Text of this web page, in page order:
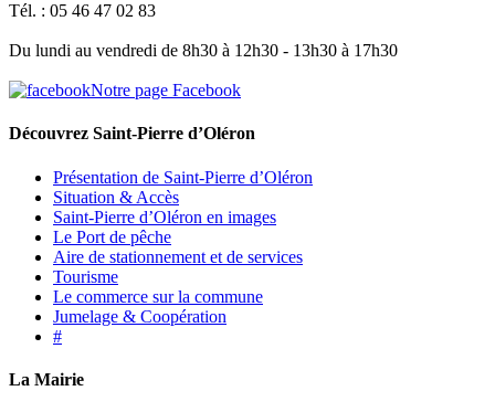
Tél. : 05 46 47 02 83
Du lundi au vendredi de 8h30 à 12h30 - 13h30 à 17h30
Notre page Facebook
Découvrez Saint-Pierre d’Oléron
Présentation de Saint-Pierre d’Oléron
Situation & Accès
Saint-Pierre d’Oléron en images
Le Port de pêche
Aire de stationnement et de services
Tourisme
Le commerce sur la commune
Jumelage & Coopération
#
La Mairie